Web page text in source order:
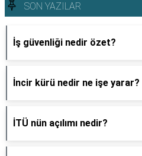
SON YAZILAR
İş güvenliği nedir özet?
İncir kürü nedir ne işe yarar?
İTÜ nün açılımı nedir?